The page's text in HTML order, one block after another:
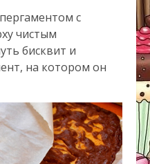
с
чистым
бисквит и
на котором он